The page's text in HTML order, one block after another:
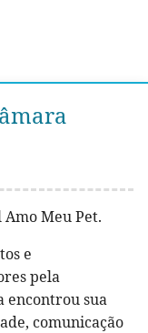
Meu Pet.
e
pela
encontrou sua
comunicação